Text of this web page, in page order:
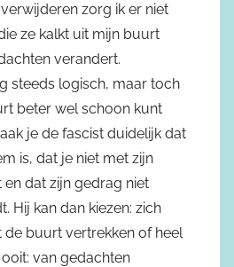
zorg ik er niet
ze kalkt uit mijn buurt
verandert.
steeds logisch, maar toch
beter wel schoon kunt
je de fascist duidelijk dat
is, dat je niet met zijn
dat zijn gedrag niet
Hij kan dan kiezen: zich
de buurt vertrekken of heel
van gedachten